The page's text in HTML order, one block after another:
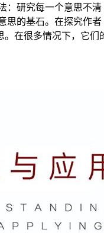
：研究每一个意思不清
思的基石。在探究作者
。在很多情况下，它们